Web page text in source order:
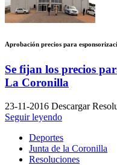
Aprobación precios para
Se fijan los precios
La Coronilla
23-11-2016 Descargar
Seguir leyendo
Deportes
Junta de la Coronilla
Resoluciones